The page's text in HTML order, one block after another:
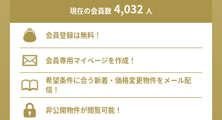
現在の会員数 4,032 人
会員登録は無料！
会員専用マイページを作成！
希望条件に合う新着・価格変更物件をメール配
信！
非公開物件が閲覧可能！